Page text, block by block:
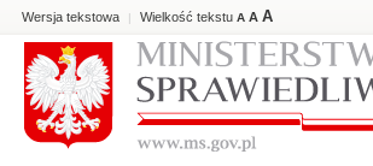
Wersja tekstowa | Wielkość tekstu A A A